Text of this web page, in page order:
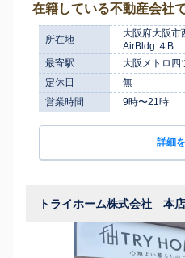
在籍している不動産会社
所在地
大阪府大阪市
AirBldg.４B
最寄駅
大阪メトロ四
定休日
無
営業時間
9時〜21時
詳細
トライホーム株式会社 本店